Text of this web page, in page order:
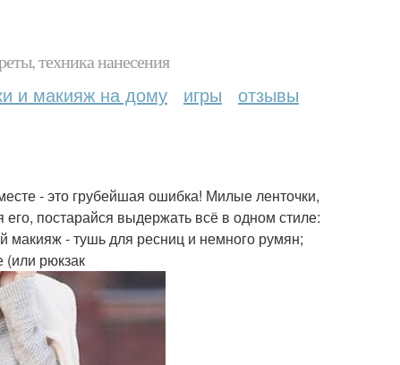
техника нанесения
и макияж на дому игры отзывы
- это грубейшая ошибка! Милые ленточки,
постарайся выдержать всё в одном стиле:
макияж - тушь для ресниц и немного румян;
(или рюкзак